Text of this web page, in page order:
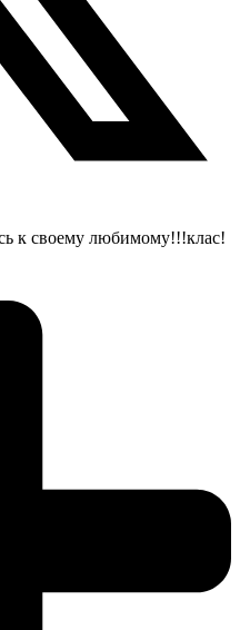
к своему любимому!!!клас!